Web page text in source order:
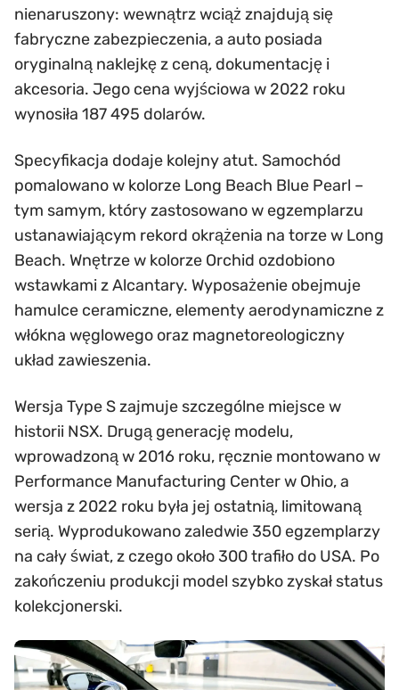
nienaruszony: wewnątrz wciąż znajdują się
fabryczne zabezpieczenia, a auto posiada
oryginalną naklejkę z ceną, dokumentację i
akcesoria. Jego cena wyjściowa w 2022 roku
wynosiła 187 495 dolarów.
Specyfikacja dodaje kolejny atut. Samochód
pomalowano w kolorze Long Beach Blue Pearl –
tym samym, który zastosowano w egzemplarzu
ustanawiającym rekord okrążenia na torze w Long
Beach. Wnętrze w kolorze Orchid ozdobiono
wstawkami z Alcantary. Wyposażenie obejmuje
hamulce ceramiczne, elementy aerodynamiczne z
włókna węglowego oraz magnetoreologiczny
układ zawieszenia.
Wersja Type S zajmuje szczególne miejsce w
historii NSX. Drugą generację modelu,
wprowadzoną w 2016 roku, ręcznie montowano w
Performance Manufacturing Center w Ohio, a
wersja z 2022 roku była jej ostatnią, limitowaną
serią. Wyprodukowano zaledwie 350 egzemplarzy
na cały świat, z czego około 300 trafiło do USA. Po
zakończeniu produkcji model szybko zyskał status
kolekcjonerski.